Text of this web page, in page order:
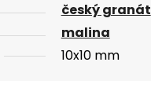
český granát
malina
10x10 mm